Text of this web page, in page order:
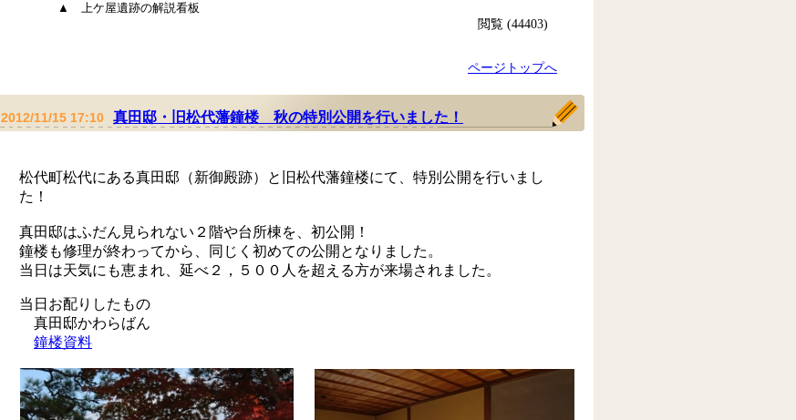
▲
上ケ屋遺跡の解説看板
閲覧 (44403)
ページトップへ
2012/11/15 17:10 真田邸・旧松代藩鐘楼 秋の特別公開を行いました！
松代町松代にある真田邸（新御殿跡）と旧松代藩鐘楼にて、特別公開を行いまし
た！
真田邸はふだん見られない２階や台所棟を、 初公開！
鐘楼も修理が終わってから、同じく初めての公開となりました。
当日は天気にも恵まれ、延べ２，５００人を超える方が来場されました。
当日お配りしたもの
真田邸かわらばん
鐘楼資料